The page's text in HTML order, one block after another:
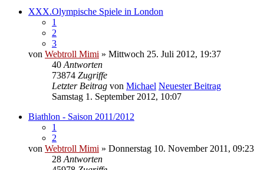
XXX.Olympische Spiele in London
1
2
3
von Webtroll Mimi » Mittwoch 25. Juli 2012, 19:37
40 Antworten
73874 Zugriffe
Letzter Beitrag von Michael Neuester Beitrag
Samstag 1. September 2012, 10:07
Biathlon - Saison 2011/2012
1
2
von Webtroll Mimi » Donnerstag 10. November 2011, 09:23
28 Antworten